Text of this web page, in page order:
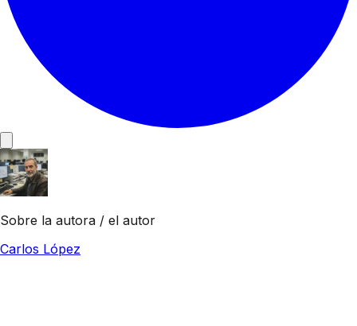
Sobre la autora / el autor
Carlos López